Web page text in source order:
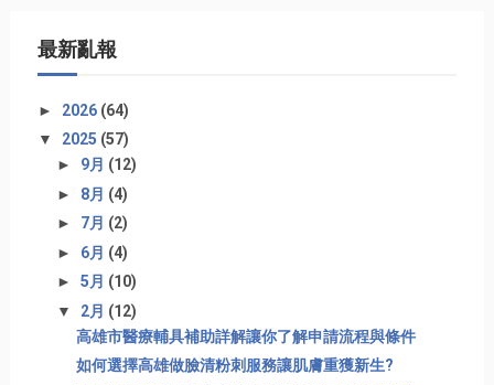
最新亂報
► 2026 (64)
▼ 2025 (57)
► 9月 (12)
► 8月 (4)
► 7月 (2)
► 6月 (4)
► 5月 (10)
▼ 2月 (12)
高雄市醫療輔具補助詳解讓你了解申請流程與條件
如何選擇高雄做臉清粉刺服務讓肌膚重獲新生?